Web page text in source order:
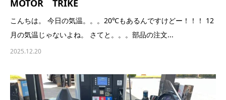
MOTOR TRIKE
こんちは。 今日の気温。。。20℃もあるんですけどー！！！ 12
月の気温じゃないよね。 さてと。。。部品の注文...
2025.12.20